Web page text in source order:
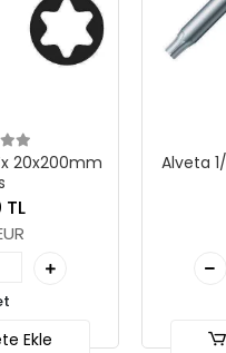
Alveta 1/4" S2 Tx 15x200mm
Sepete Ekle